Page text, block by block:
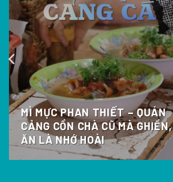
MÌ MỰC PHAN THIẾT – QUÁN
CẢNG CỒN CHÀ CŨ MÀ GHIỀN,
ĂN LÀ NHỚ HOÀI